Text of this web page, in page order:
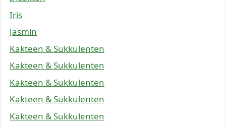
Iris
Jasmin
Kakteen & Sukkulenten
Kakteen & Sukkulenten
Kakteen & Sukkulenten
Kakteen & Sukkulenten
Kakteen & Sukkulenten